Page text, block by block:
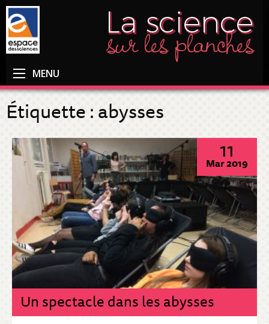
MENU
Étiquette :abysses
11
Mar 2019
Un spectacle dans les abysses